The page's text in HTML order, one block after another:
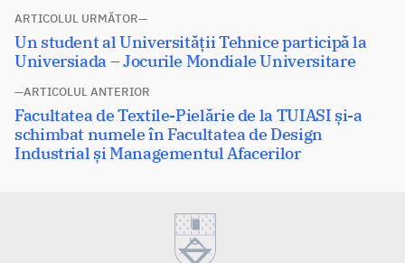
Navigare
în
articole
ARTICOLUL ANTERIOR
Articolul
anterior:
Facultatea de Textile-Pielărie de la TUIASI și-a
schimbat numele în Facultatea de Design
Industrial și Managementul Afacerilor
ARTICOLUL URMĂTOR
Articolul
următor:
Un student al Universității Tehnice participă la
Universiada – Jocurile Mondiale Universitare